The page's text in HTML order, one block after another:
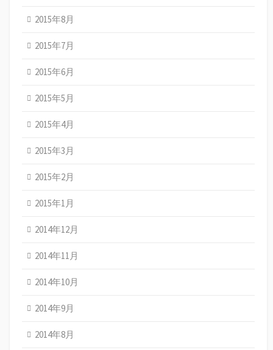
2015年8月
2015年7月
2015年6月
2015年5月
2015年4月
2015年3月
2015年2月
2015年1月
2014年12月
2014年11月
2014年10月
2014年9月
2014年8月